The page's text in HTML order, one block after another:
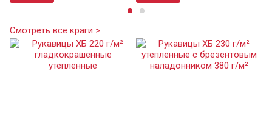
Смотреть все краги >